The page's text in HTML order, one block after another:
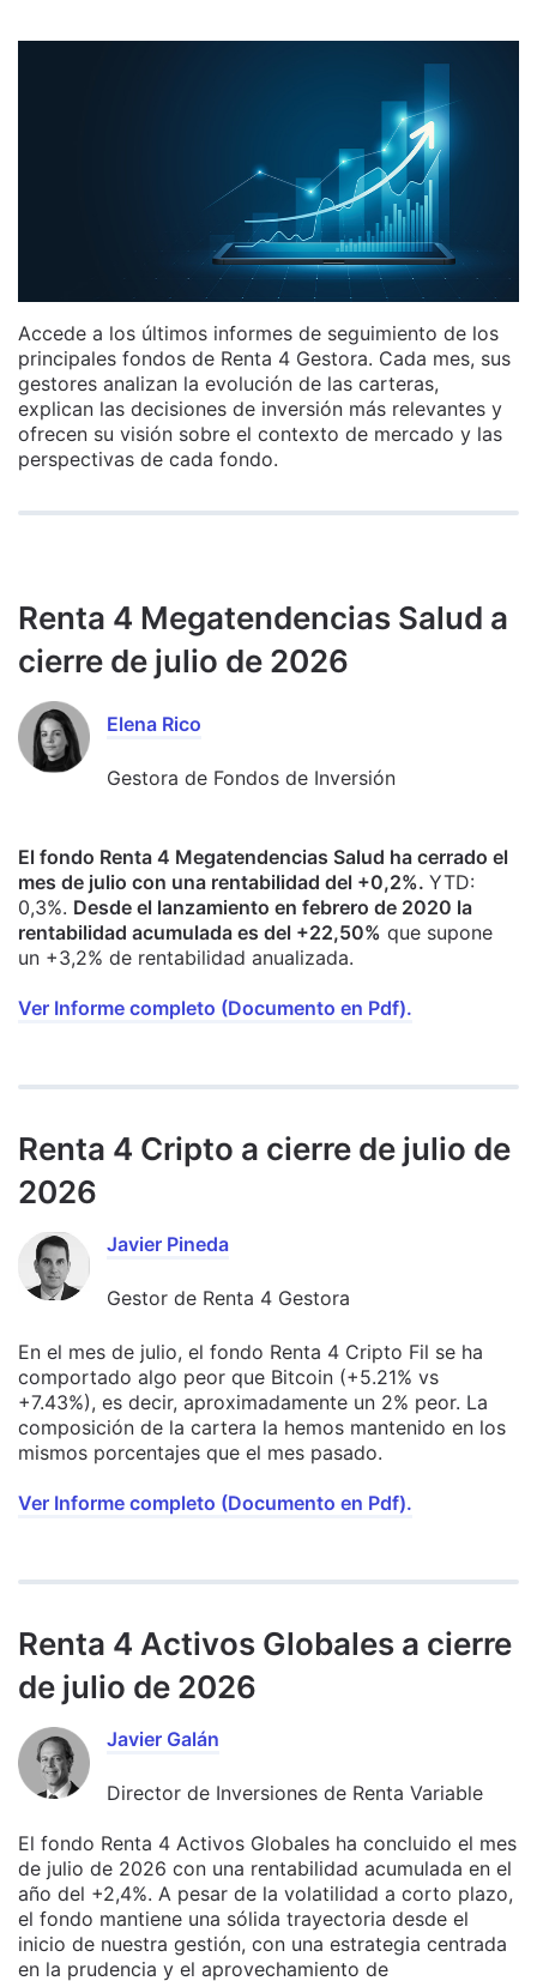
Accede a los últimos informes de seguimiento de los
principales fondos de Renta 4 Gestora. Cada mes, sus
gestores analizan la evolución de las carteras,
explican las decisiones de inversión más relevantes y
ofrecen su visión sobre el contexto de mercado y las
perspectivas de cada fondo.
Renta 4 Megatendencias Salud a
cierre de julio de 2026
Elena Rico
Gestora de Fondos de Inversión
El fondo Renta 4 Megatendencias Salud ha cerrado el
mes de julio con una rentabilidad del +0,2%. YTD:
0,3%. Desde el lanzamiento en febrero de 2020 la
rentabilidad acumulada es del +22,50% que supone
un +3,2% de rentabilidad anualizada.
Ver Informe completo (Documento en Pdf).
Renta 4 Cripto a cierre de julio de
2026
Javier Pineda
Gestor de Renta 4 Gestora
En el mes de julio, el fondo Renta 4 Cripto Fil se ha
comportado algo peor que Bitcoin (+5.21% vs
+7.43%), es decir, aproximadamente un 2% peor. La
composición de la cartera la hemos mantenido en los
mismos porcentajes que el mes pasado.
Ver Informe completo (Documento en Pdf).
Renta 4 Activos Globales a cierre
de julio de 2026
Javier Galán
Director de Inversiones de Renta Variable
El fondo Renta 4 Activos Globales ha concluido el mes
de julio de 2026 con una rentabilidad acumulada en el
año del +2,4%. A pesar de la volatilidad a corto plazo,
el fondo mantiene una sólida trayectoria desde el
inicio de nuestra gestión, con una estrategia centrada
en la prudencia y el aprovechamiento de